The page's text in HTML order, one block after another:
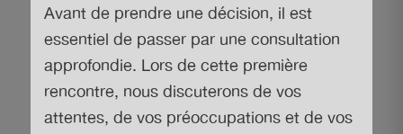
Avant de prendre une décision, il est
essentiel de passer par une consultation
approfondie. Lors de cette première
rencontre, nous discuterons de vos
attentes, de vos préoccupations et de vos